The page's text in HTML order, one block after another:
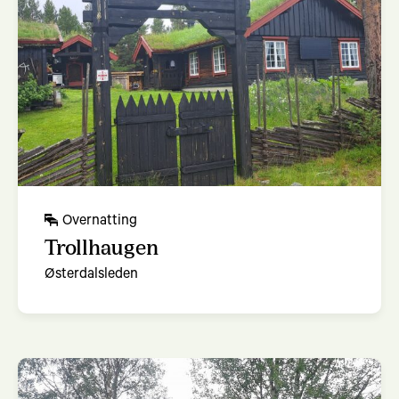
grusvei. Merk at fjellsko gjerne har stiv
såle, som kan bli krevende å gå med langs
vei. Likevel alltid velg godt inngått fottøy
ovenfor nytt "optimalt" fottøy. Les mer om
forberedelserher.
Juni til september
TogellerbusstilTynset Stasjon
Avreise Trondheim:
Overnatting
Trollhaugen
Østerdalsleden